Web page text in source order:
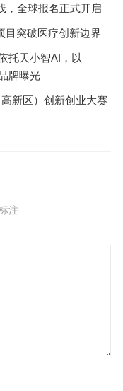
，全球报名正式开启
目突破医疗创新边界
托天小智AI，以
牌曝光
新区）创新创业大赛
注